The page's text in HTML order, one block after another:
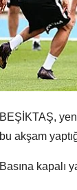
BEŞİKTAŞ,
bu akşam
Basına kapalı